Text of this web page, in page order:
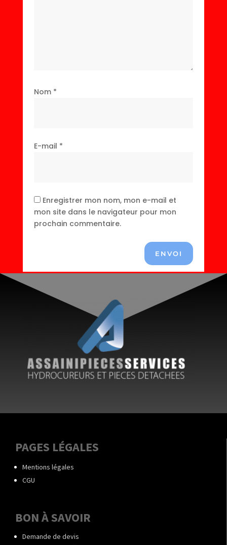
Nom *
E-mail *
Enregistrer mon nom, mon e-mail et
mon site dans le navigateur pour mon
prochain commentaire.
ENVOI
PAGES LÉGALES
Mentions légales
CGU
BON À SAVOIR
Demande de devis